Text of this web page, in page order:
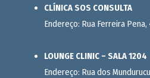
CLÍNICA SOS CONSULTA
Endereço: Rua Ferreira Pena,
LOUNGE CLINIC – SALA 1204
Endereço: Rua dos